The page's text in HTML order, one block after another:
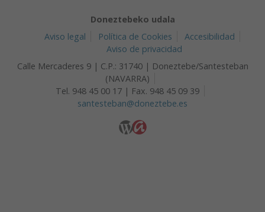
Doneztebeko udala
Aviso legal
Política de Cookies
Accesibilidad
Aviso de privacidad
Calle Mercaderes 9 | C.P.: 31740 | Doneztebe/Santesteban
(NAVARRA)
Tel. 948 45 00 17 | Fax. 948 45 09 39
santesteban@doneztebe.es